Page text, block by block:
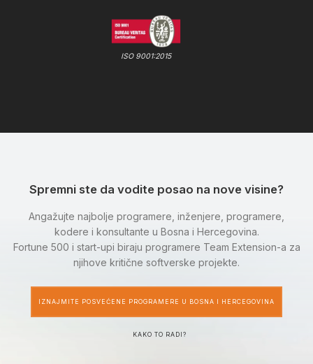
ISO 9001:2015
Spremni ste da vodite posao na nove visine?
Angažujte najbolje programere, inženjere, programere,
kodere i konsultante u Bosna i Hercegovina.
Fortune 500 i start-upi biraju programere Team Extension-a za
njihove kritične softverske projekte.
IZNAJMITE POSVEĆENE PROGRAMERE U BOSNA I HERCEGOVINA
KAKO TO RADI?